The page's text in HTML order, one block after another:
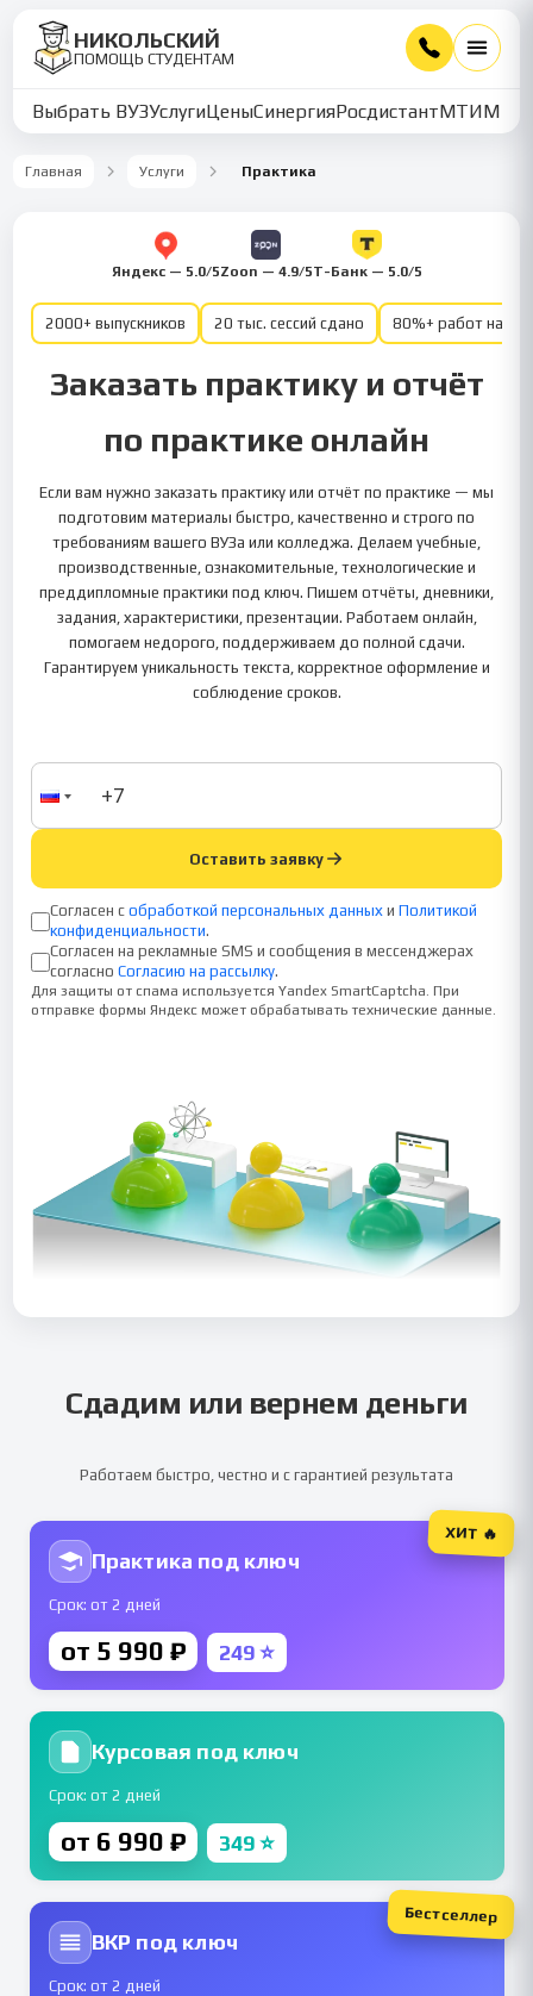
НИКОЛЬСКИЙ
ПОМОЩЬ СТУДЕНТАМ
Выбрать ВУЗУслугиЦеныСинергияРосдистантМТИММУ
Главная Услуги Практика
Яндекс — 5.0/5Zoon — 4.9/5Т-Банк — 5.0/5
2000+ выпускников 20 тыс. сессий сдано 80%+ работ на
Заказать практику и отчёт
по практике онлайн
Если вам нужно заказать практику или отчёт по практике — мы
подготовим материалы быстро, качественно и строго по
требованиям вашего ВУЗа или колледжа. Делаем учебные,
производственные, ознакомительные, технологические и
преддипломные практики под ключ. Пишем отчёты, дневники,
задания, характеристики, презентации. Работаем онлайн,
помогаем недорого, поддерживаем до полной сдачи.
Гарантируем уникальность текста, корректное оформление и
соблюдение сроков.
Оставить заявку
Согласен с обработкой персональных данных и Политикой
конфиденциальности.
Согласен на рекламные SMS и сообщения в мессенджерах
согласно Согласию на рассылку.
Для защиты от спама используется Yandex SmartCaptcha. При
отправке формы Яндекс может обрабатывать технические данные.
Сдадим или вернем деньги
Работаем быстро, честно и с гарантией результата
Практика под ключ
Срок: от 2 дней
от 5 990 ₽ 249 ⭐
ХИТ 🔥
Курсовая под ключ
Срок: от 2 дней
от 6 990 ₽ 349 ⭐
ВКР под ключ
Срок: от 2 дней
Бестселлер